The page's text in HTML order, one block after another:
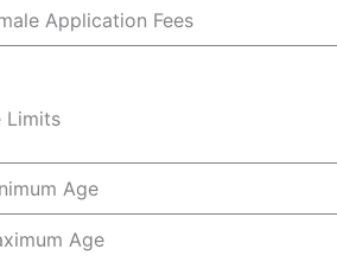
Application Fees
Limits
Age
Age